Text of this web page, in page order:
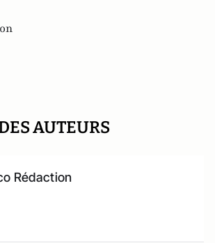
AUTEURS
Rédaction